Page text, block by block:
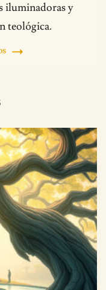
iluminadoras y
teológica.